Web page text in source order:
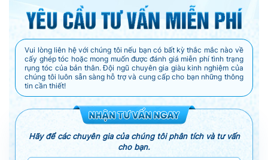
Vui lòng liên hệ với chúng tôi nếu bạn có bất kỳ thắc mắc nào về
cấy ghép tóc hoặc mong muốn được đánh giá miễn phí tình trạng
rụng tóc của bản thân. Đội ngũ chuyên gia giàu kinh nghiệm của
chúng tôi luôn sẵn sàng hỗ trợ và cung cấp cho bạn những thông
tin cần thiết!
Hãy để các chuyên gia của chúng tôi phân tích và tư vấn
cho bạn.